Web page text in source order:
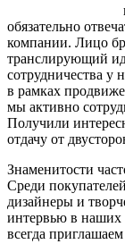
обязательно
компании. Лицо
транслирующий
сотрудничества у
в рамках
мы активно
Получили
отдачу от
Знаменитости
Среди
дизайнеры и
интервью в наших
всегда